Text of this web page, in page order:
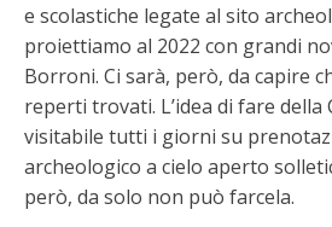
e scolastiche legate al sito
proiettiamo al 2022 con grandi
Borroni. Ci sarà, però, da capire
reperti trovati. L’idea di fare della
visitabile tutti i giorni su
archeologico a cielo aperto
però, da solo non può farcela.